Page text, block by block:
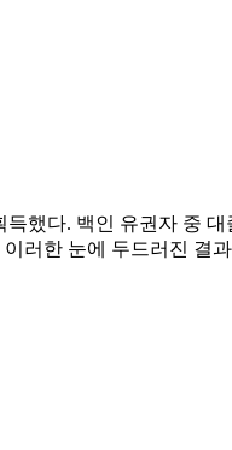
했다. 백인 유권자 중
이러한 눈에 두드러진 결